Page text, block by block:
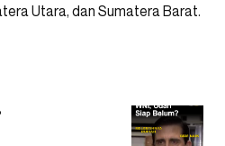
Utara, dan Sumatera Barat.